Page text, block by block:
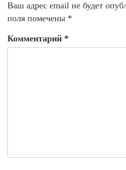
Ваш адрес email не будет
поля помечены *
Комментарий *